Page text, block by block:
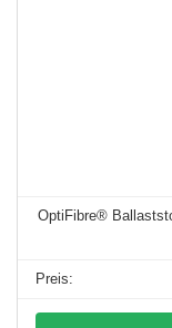
OptiFibre®